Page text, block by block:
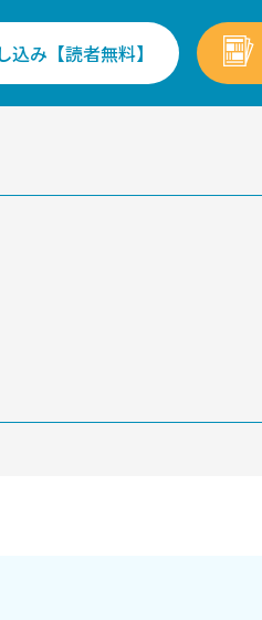
込み【読者無料】